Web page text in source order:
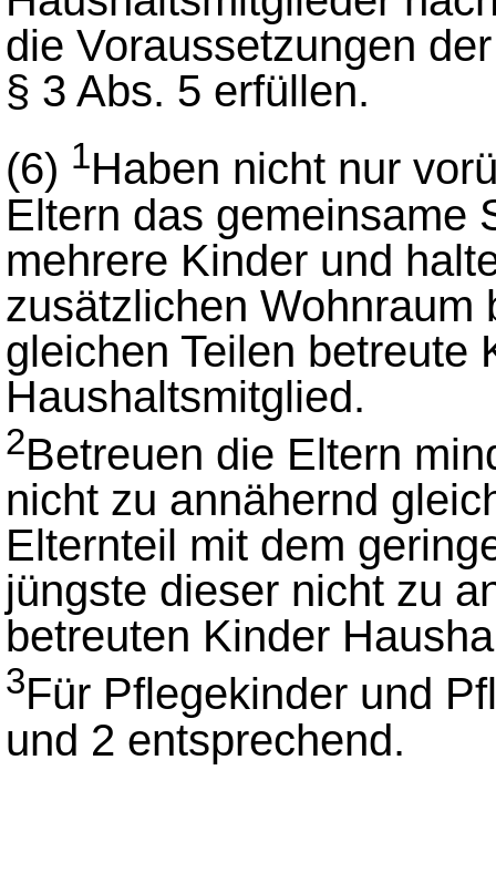
die Voraussetzungen
§ 3 Abs. 5 erfüllen.
(6) 1Haben nicht nur
Eltern das gemeinsame
mehrere Kinder und
zusätzlichen Wohnraum
gleichen Teilen betreute
Haushaltsmitglied.
2Betreuen die Eltern
nicht zu annähernd
Elternteil mit dem
jüngste dieser nicht zu
betreuten Kinder
3Für Pflegekinder und
und 2 entsprechend.